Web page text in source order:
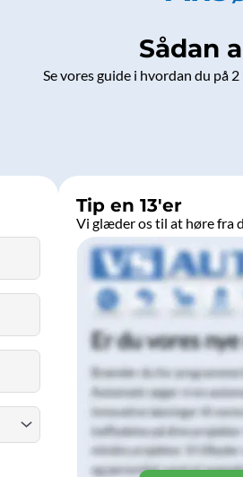
Sådan
Se vores guide i hvordan du på
Tip en 13'er
Vi glæder os til at høre fra